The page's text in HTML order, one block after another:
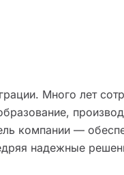
Много лет
компании —
надежные